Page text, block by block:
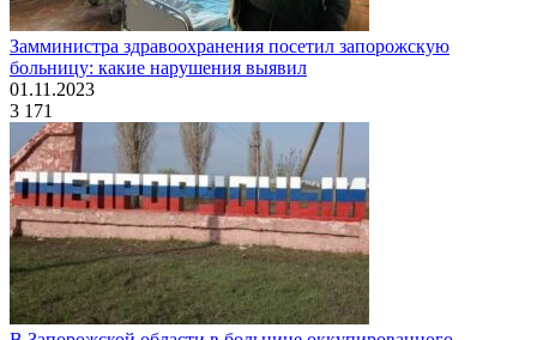
Замминистра здравоохранения посетил запорожскую
больницу: какие нарушения выявил
01.11.2023
3 171